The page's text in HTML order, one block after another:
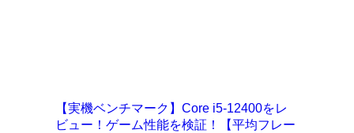
【実機ベンチマーク】Core i5-12400をレ
ビュー！ゲーム性能を検証！【平均フレー